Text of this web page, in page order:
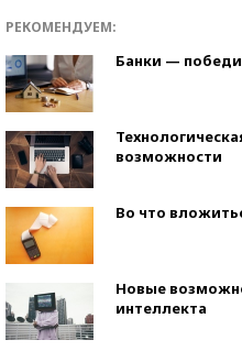
РЕКОМЕНДУЕМ:
Банки —
возможности
Во что
Новые
интеллекта